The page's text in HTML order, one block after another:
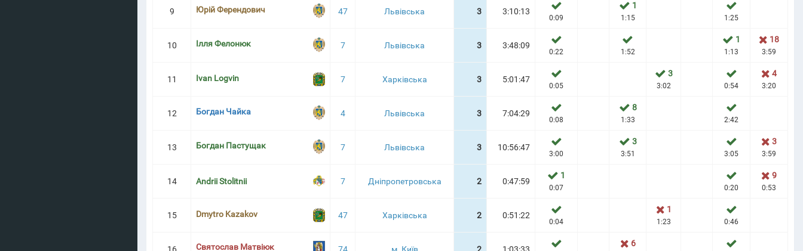
9 Юрій Ферендович 47 Львівська 3 3:10:13
0:09
1
1:15 1:25
10 Ілля Фелонюк 7 Львівська 3 3:48:09
0:22 1:52
1
1:13
18
3:59
11 Ivan Logvin 7 Харківська 3 5:01:47
0:05
3
3:02 0:54
4
3:20
12 Богдан Чайка 4 Львівська 3 7:04:29
0:08
8
1:33 2:42
13 Богдан Пастущак 7 Львівська 3 10:56:47
3:00
3
3:51 3:05
3
3:59
14 Andrii Stolitnii 7 Дніпропетровська 2 0:47:59
1
0:07 0:20
9
0:53
15 Dmytro Kazakov 47 Харківська 2 0:51:22
0:04
1
1:23 0:46
Святослав Матвіюк 6